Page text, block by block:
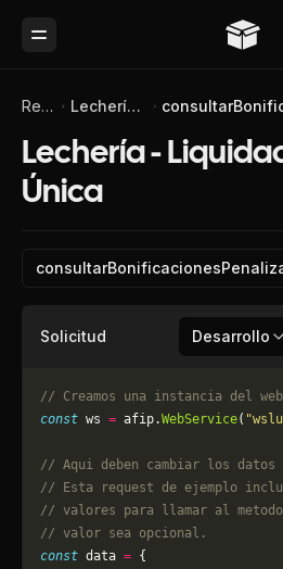
Toggle Menu
Referencia de API Lechería - Liquidación Mensual Única
Lechería -
Única
Solicitud Desarrollo
// Creamos una instancia del
const ws = afip.WebService(
// Aqui deben cambiar los datos
// Esta request de ejemplo
// valores para llamar al metodo
// valor sea opcional.
const data = {